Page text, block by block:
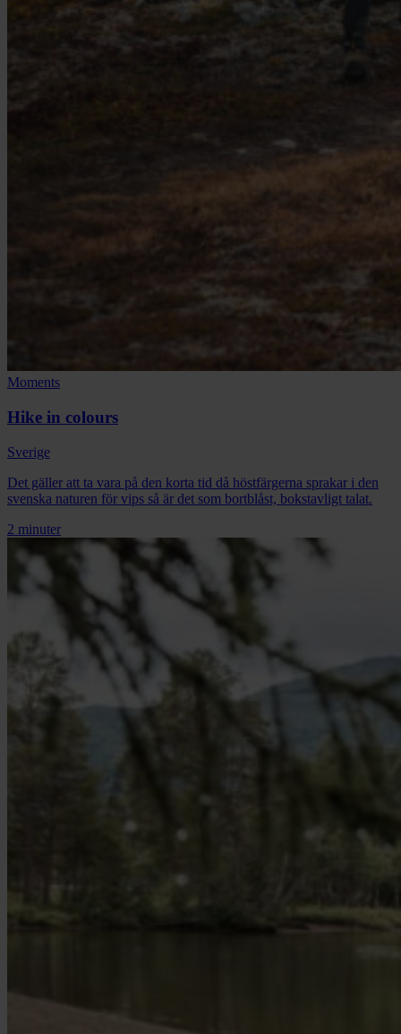
Moments
Hike in colours
Sverige
Det gäller att ta vara på den korta tid då höstfärgerna sprakar i den
svenska naturen för vips så är det som bortblåst, bokstavligt talat.
2 minuter